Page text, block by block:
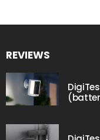
REVIEWS